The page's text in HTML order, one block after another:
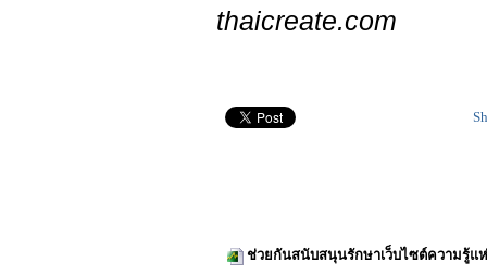
thaicreate.com
ช่วยกันสนับสนุนรักษาเว็บไซต์ความรู้แ